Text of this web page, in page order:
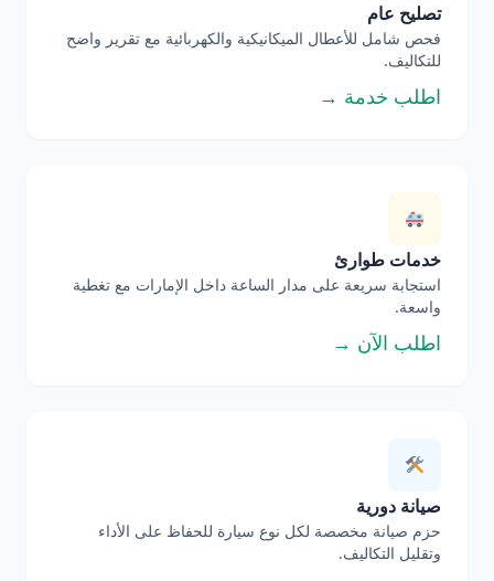
تصليح عام
فحص شامل للأعطال الميكانيكية والكهربائية مع تقرير واضح
للتكاليف.
اطلب خدمة →
خدمات طوارئ
استجابة سريعة على مدار الساعة داخل الإمارات مع تغطية
واسعة.
اطلب الآن →
صيانة دورية
حزم صيانة مخصصة لكل نوع سيارة للحفاظ على الأداء
وتقليل التكاليف.